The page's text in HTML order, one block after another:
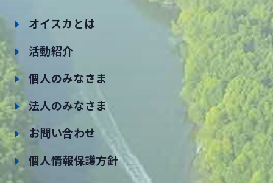
オイスカとは
活動紹介
個人のみなさま
法人のみなさま
お問い合わせ
個人情報保護方針